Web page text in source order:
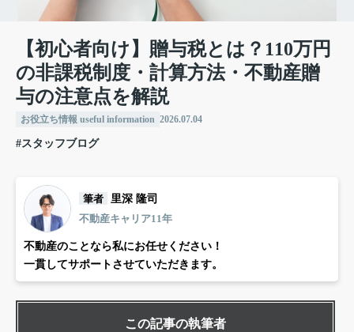
【初心者向け】贈与税とは？110万円
の非課税制度・計算方法・不動産贈
与の注意点を解説
お役立ち情報 useful information 2026.07.04
#スタッフブログ
筆者 里深 隆司
不動産キャリア11年
不動産のことなら私にお任せください！
一貫してサポートさせていただきます。
この記事の執筆者